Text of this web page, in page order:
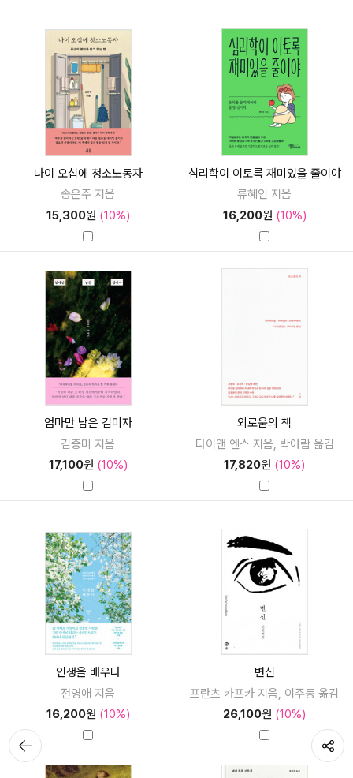
나이 오십에 청소노동자
송은주 지음
15,300원 (10%)
심리학이 이토록 재미있을 줄이야
류혜인 지음
16,200원 (10%)
엄마만 남은 김미자
김중미 지음
17,100원 (10%)
외로움의 책
다이앤 엔스 지음, 박아람 옮김
17,820원 (10%)
인생을 배우다
전영애 지음
16,200원 (10%)
변신
프란츠 카프카 지음, 이주동 옮김
26,100원 (10%)
뒤로가
기